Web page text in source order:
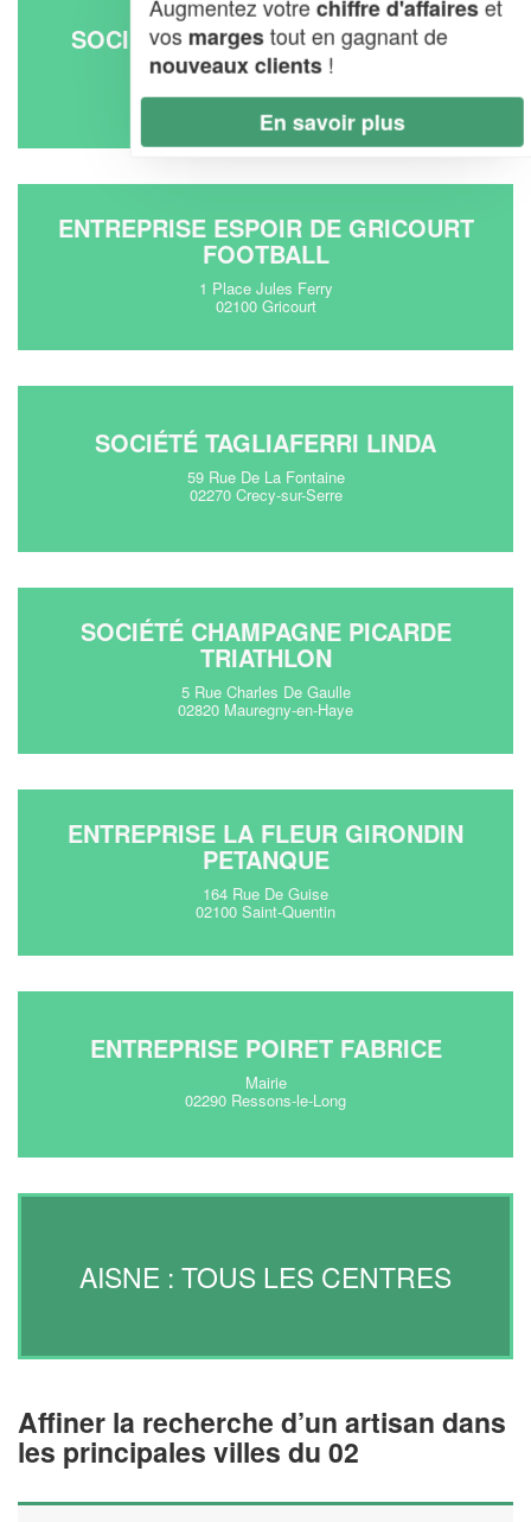
SOCIÉTÉ LAON TENNIS DE TABLE
Rue Leo Lagrange
ENTREPRISE ESPOIR DE GRICOURT
FOOTBALL
1 Place Jules Ferry
02100 Gricourt
SOCIÉTÉ TAGLIAFERRI LINDA
59 Rue De La Fontaine
02270 Crecy-sur-Serre
SOCIÉTÉ CHAMPAGNE PICARDE
TRIATHLON
5 Rue Charles De Gaulle
02820 Mauregny-en-Haye
ENTREPRISE LA FLEUR GIRONDIN
PETANQUE
164 Rue De Guise
02100 Saint-Quentin
ENTREPRISE POIRET FABRICE
Mairie
02290 Ressons-le-Long
AISNE : TOUS LES CENTRES
Affiner la recherche d’un artisan dans
les principales villes du 02
Augmentez votrechiffre d'affaireset
vosmargestout en gagnant de
nouveaux clients!
En savoir plus